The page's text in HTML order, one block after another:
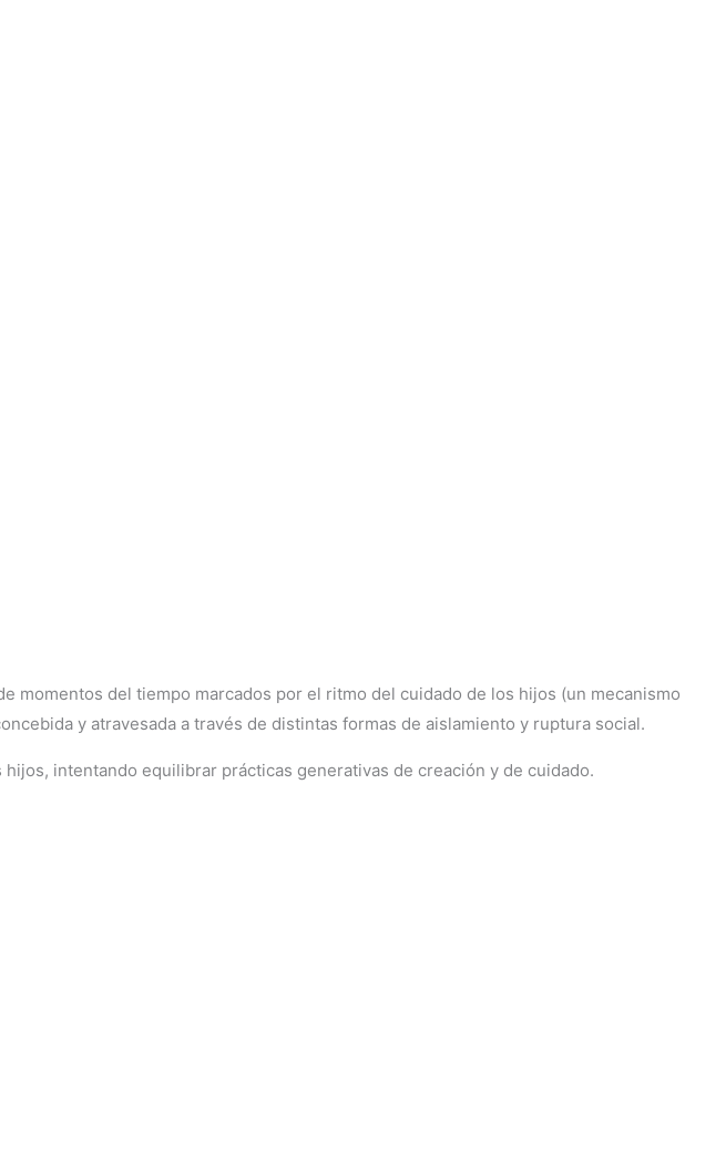
momentos del tiempo marcados por el ritmo del cuidado de los hijos (un mecanismo
y atravesada a través de distintas formas de aislamiento y ruptura social.
intentando equilibrar prácticas generativas de creación y de cuidado.